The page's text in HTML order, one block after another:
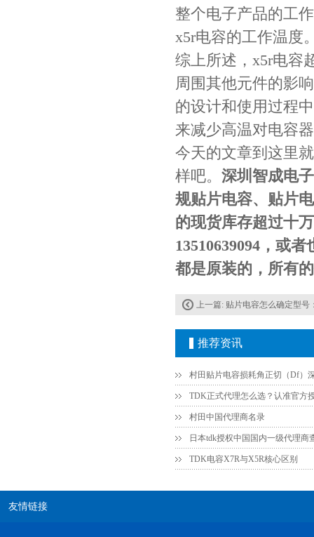
整个电子产品的工
x5r电容的工作温度
综上所述，x5r电容
周围其他元件的影
的设计和使用过程
来减少高温对电容
今天的文章到这里
样吧。 深圳智成电
规贴片电容、贴片
的现货库存超过十
13510639094，或
都是原装的，所有
上一篇: 贴片电容怎么确定型号：
推荐资讯
村田中国代理商名录
日本tdk授权中国国内一级代理商
TDK电容X7R与X5R核心区别
友情链接